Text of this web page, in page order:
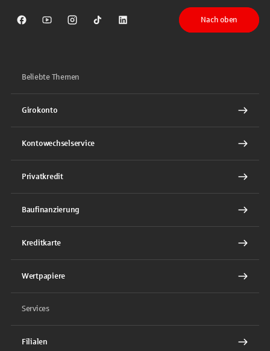
Sparkasse auf Facebook
Sparkasse auf Youtube
Sparkasse auf Instagram
Sparkasse auf TikTok
Sparkasse auf LinkedIn
Nach oben
Beliebte Themen
Girokonto
Kontowechselservice
Privatkredit
Baufinanzierung
Kreditkarte
Wertpapiere
Services
Filialen